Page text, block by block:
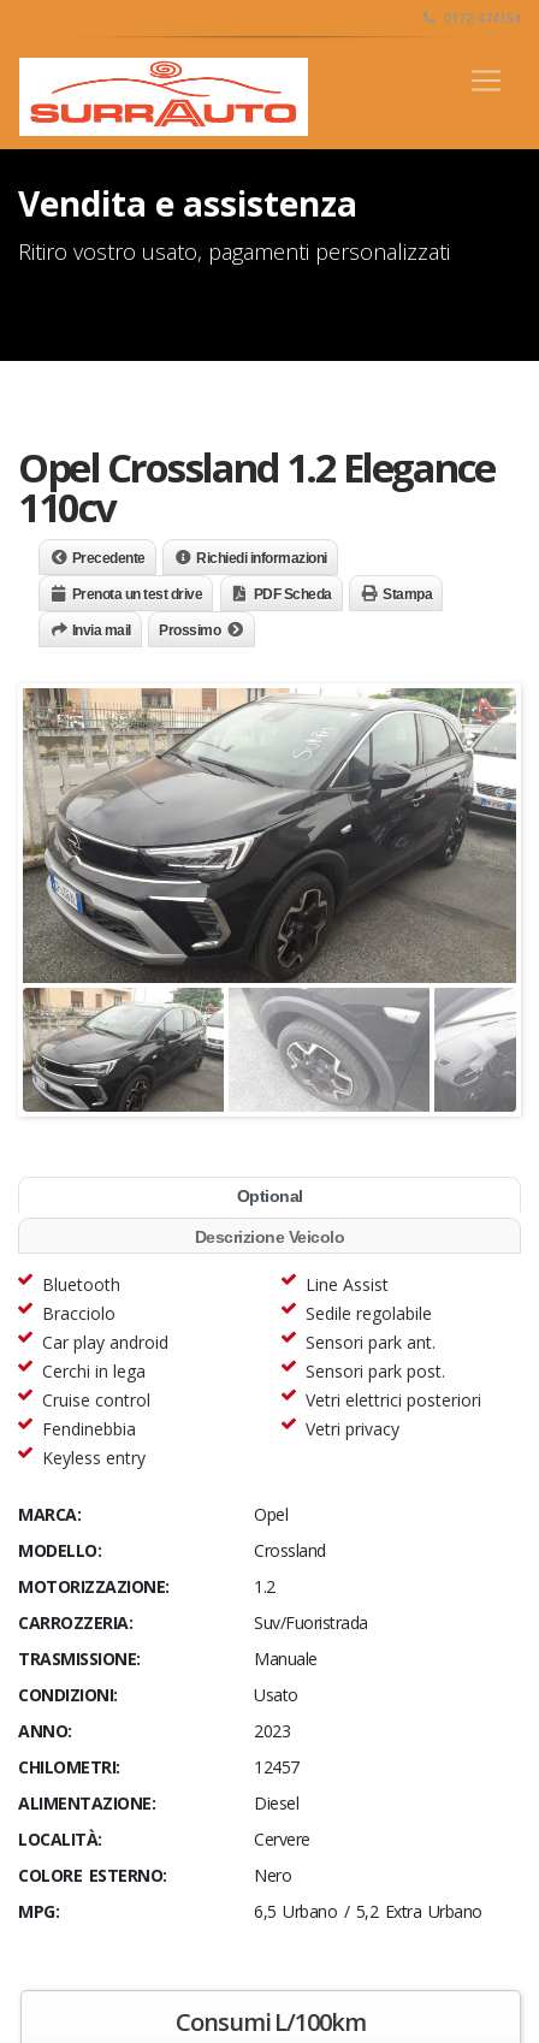
0172-474154
Vendita e assistenza
Ritiro vostro usato, pagamenti personalizzati
Opel Crossland 1.2 Elegance
110cv
Precedente Richiedi informazioni
Prenota un test drive PDF Scheda Stampa
Invia mail Prossimo
Optional
Descrizione Veicolo
Bluetooth
Bracciolo
Car play android
Cerchi in lega
Cruise control
Fendinebbia
Keyless entry
Line Assist
Sedile regolabile
Sensori park ant.
Sensori park post.
Vetri elettrici posteriori
Vetri privacy
MARCA:
Opel
MODELLO:
Crossland
MOTORIZZAZIONE:
1.2
CARROZZERIA:
Suv/Fuoristrada
TRASMISSIONE:
Manuale
CONDIZIONI:
Usato
ANNO:
2023
CHILOMETRI:
12457
ALIMENTAZIONE:
Diesel
LOCALITÀ:
Cervere
COLORE ESTERNO:
Nero
MPG:
6,5 Urbano / 5,2 Extra Urbano
Consumi L/100km